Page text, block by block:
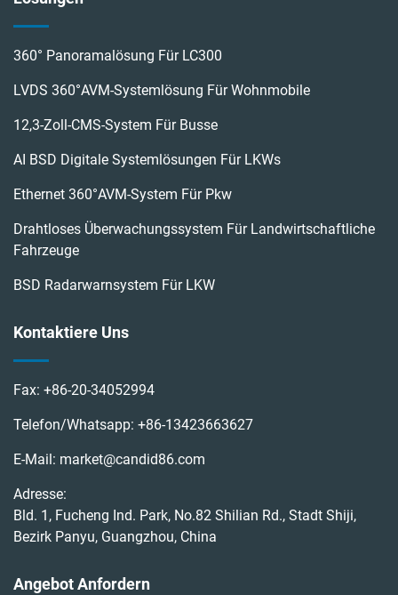
360° Panoramalösung Für LC300
LVDS 360°AVM-Systemlösung Für Wohnmobile
12,3-Zoll-CMS-System Für Busse
AI BSD Digitale Systemlösungen Für LKWs
Ethernet 360°AVM-System Für Pkw
Drahtloses Überwachungssystem Für Landwirtschaftliche
Fahrzeuge
BSD Radarwarnsystem Für LKW
Kontaktiere Uns
Fax: +86-20-34052994
Telefon/Whatsapp: +86-13423663627
E-Mail: market@candid86.com
Adresse:
Bld. 1, Fucheng Ind. Park, No.82 Shilian Rd., Stadt Shiji,
Bezirk Panyu, Guangzhou, China
Angebot Anfordern